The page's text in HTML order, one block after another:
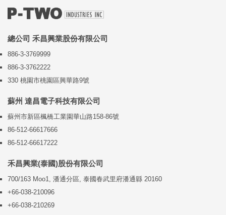
總公司 禾昌興業股份有限公司
886-3-3769999
886-3-3762222
330 桃園市桃園區興華路9號
蘇州 達昌電子科技有限公司
蘇州市新區楓橋工業園華山路158-86號
86-512-66617666
86-512-66617222
禾昌興業(泰國)股份有限公司
700/163 Moo1, 潘通分區, 泰國春武里府潘通縣 20160
+66-038-210096
+66-038-210269